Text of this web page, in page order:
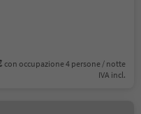
con occupazione 4 persone / notte
IVA incl.